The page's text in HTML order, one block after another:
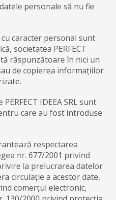
personale să nu fie
caracter personal sunt
societatea PERFECT
răspunzătoare în nici un
de copierea informațiilor
IDEEA SRL sunt
care au fost introduse
respectarea
nr. 677/2001 privind
la prelucrarea datelor
circulație a acestor date,
comerțul electronic,